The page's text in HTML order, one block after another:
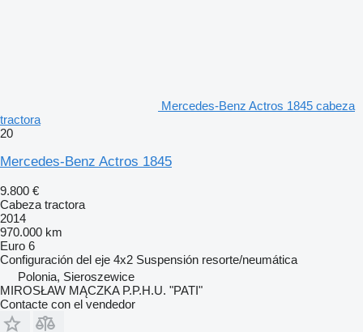
Mercedes-Benz Actros 1845 cabeza
tractora
20
Mercedes-Benz Actros 1845
9.800 €
Cabeza tractora
2014
970.000 km
Euro 6
Configuración del eje 4x2 Suspensión resorte/neumática
Polonia, Sieroszewice
MIROSŁAW MĄCZKA P.P.H.U. "PATI"
Contacte con el vendedor